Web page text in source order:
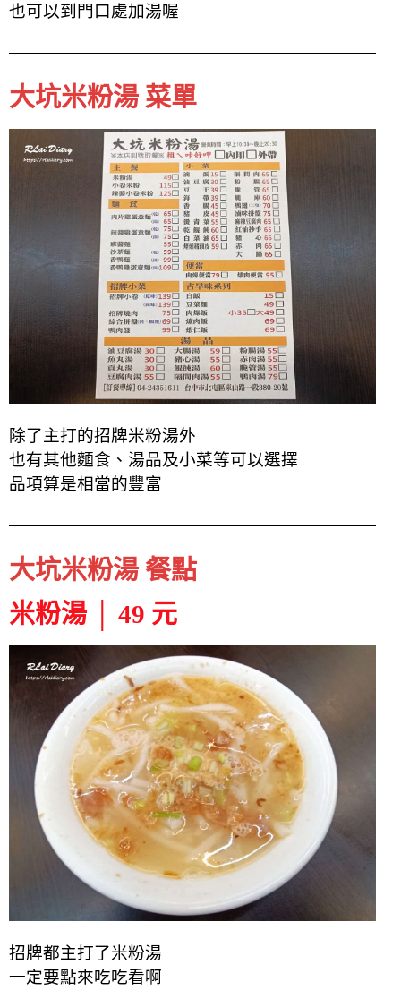
也可以到門口處加湯喔
大坑米粉湯 菜單
除了主打的招牌米粉湯外
也有其他麵食、湯品及小菜等可以選擇
品項算是相當的豐富
大坑米粉湯 餐點
米粉湯 │ 49 元
招牌都主打了米粉湯
一定要點來吃吃看啊